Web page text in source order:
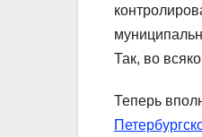
Так, во
Теперь